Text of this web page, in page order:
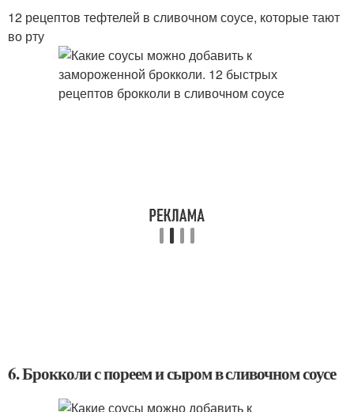
12 рецептов тефтелей в сливочном соусе, которые тают
во рту
6. Брокколи с пореем и сыром в сливочном соусе